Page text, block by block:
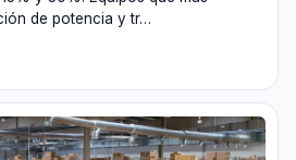
de potencia y tr…